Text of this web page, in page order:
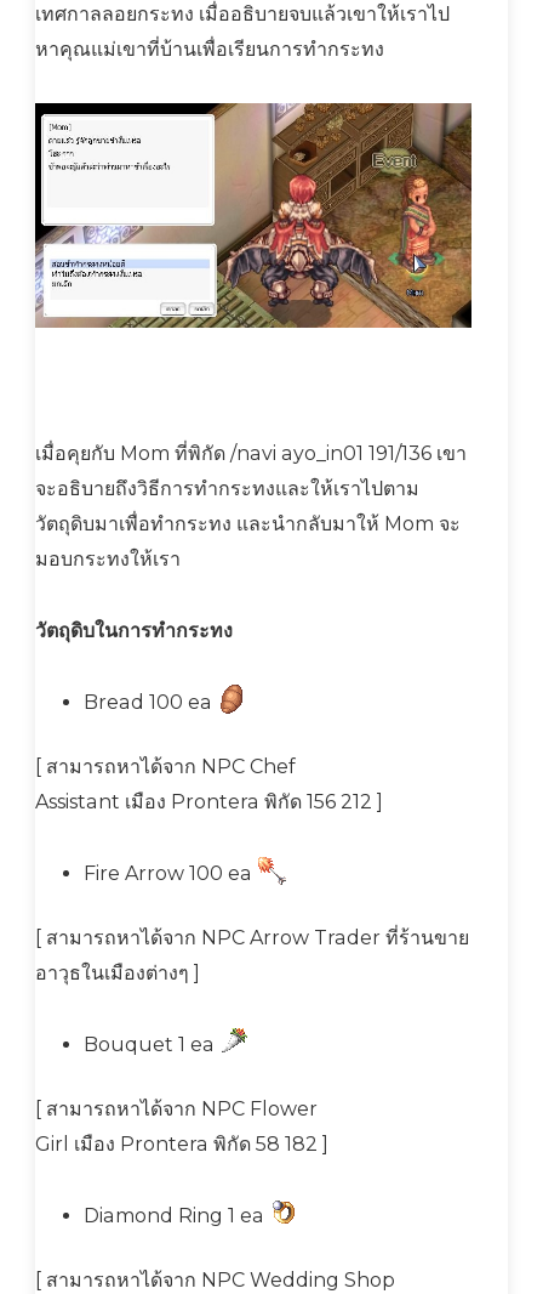
เทศกาลลอยกระทง เมื่ออธิบายจบแล้วเขาให้เราไป
หาคุณแม่เขาที่บ้านเพื่อเรียนการทำกระทง
เมื่อคุยกับ Mom ที่พิกัด /navi ayo_in01 191/136 เขา
จะอธิบายถึงวิธีการทำกระทงและให้เราไปตาม
วัตถุดิบมาเพื่อทำกระทง และนำกลับมาให้ Mom จะ
มอบกระทงให้เรา
วัตถุดิบในการทำกระทง
Bread 100 ea
[ สามารถหาได้จาก NPC Chef
Assistant เมือง Prontera พิกัด 156 212 ]
Fire Arrow 100 ea
[ สามารถหาได้จาก NPC Arrow Trader ที่ร้านขาย
อาวุธในเมืองต่างๆ ]
Bouquet 1 ea
[ สามารถหาได้จาก NPC Flower
Girl เมือง Prontera พิกัด 58 182 ]
Diamond Ring 1 ea
[ สามารถหาได้จาก NPC Wedding Shop